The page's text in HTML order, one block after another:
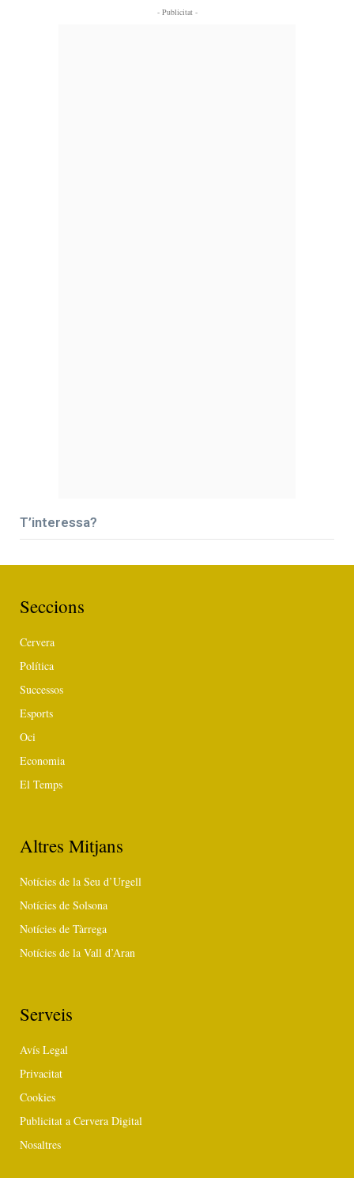
- Publicitat -
T’interessa?
Seccions
Cervera
Política
Successos
Esports
Oci
Economia
El Temps
Altres Mitjans
Notícies de la Seu d’Urgell
Notícies de Solsona
Notícies de Tàrrega
Notícies de la Vall d’Aran
Serveis
Avís Legal
Privacitat
Cookies
Publicitat a Cervera Digital
Nosaltres